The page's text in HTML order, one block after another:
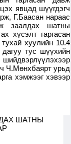
явцад шүүгдэгч
Г.Баасан нараас
заалдах шатны
хүсэлт гаргасан
хуулийн 10.4
тус шүүхийн
Ч.Мөнхбаярт урьд
хэмжээг хэвээр
ШАТНЫ